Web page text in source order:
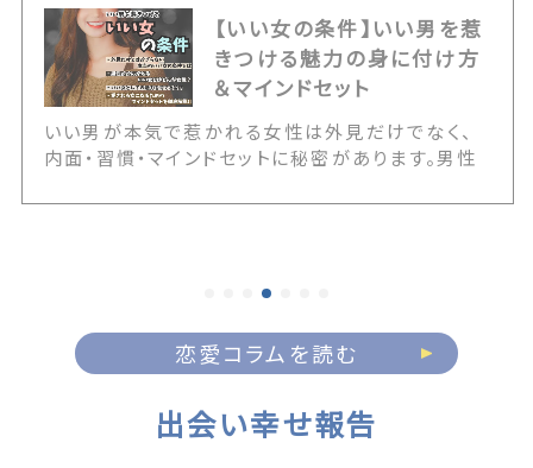
【いい女の条件】いい男を惹
きつける魅力の身に付け方
＆マインドセット
いい男が本気で惹かれる女性は外見だけでなく、
内面・習慣・マインドセットに秘密があります。男性
できる魅力を育てる習慣、愛され女性になるための
全力でさせていただきます。 The post 【いい女の
ンドセット first appeared on 出会いマッチング
サイトPCMAX.恋愛コラムを読む
出会い幸せ報告